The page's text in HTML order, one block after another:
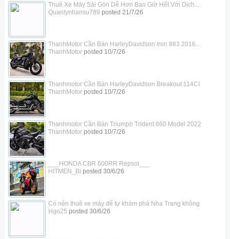
Thuê Xe Máy Sài Gòn Dễ Hơn Bao Giờ Hết Với Dịch...
Quanlynhansu789 posted 21/7/26
ThanhMotor Cần Bán HarleyDavidson Iron 883 2016...
ThanhMotorposted 10/7/26
Thanhmotor Cần Bán HarleyDavidson Breakout 114CI
ThanhMotorposted 10/7/26
Thanhmotor Cần Bán Triumph Trident 660 Model 2022
ThanhMotorposted 10/7/26
___HONDA CBR 600RR Repsol___
HITMEN_Bi posted 30/6/26
Có nên thuê xe máy để tự khám phá Nha Trang không
Hgo25 posted 30/6/26